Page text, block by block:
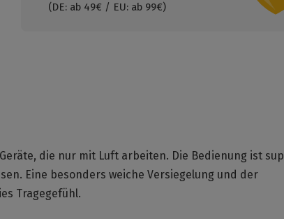
(DE: ab 49€ / EU: ab 99€)
die nur mit Luft arbeiten. Die Bedienung ist
Eine besonders weiche Versiegelung und der
Tragegefühl.